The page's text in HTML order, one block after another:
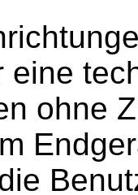
eine
ohne